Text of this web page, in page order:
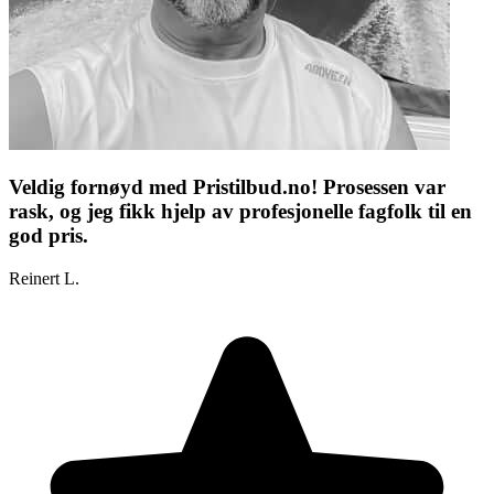
Veldig fornøyd med Pristilbud.no! Prosessen var
rask, og jeg fikk hjelp av profesjonelle fagfolk til en
god pris.
Reinert L.